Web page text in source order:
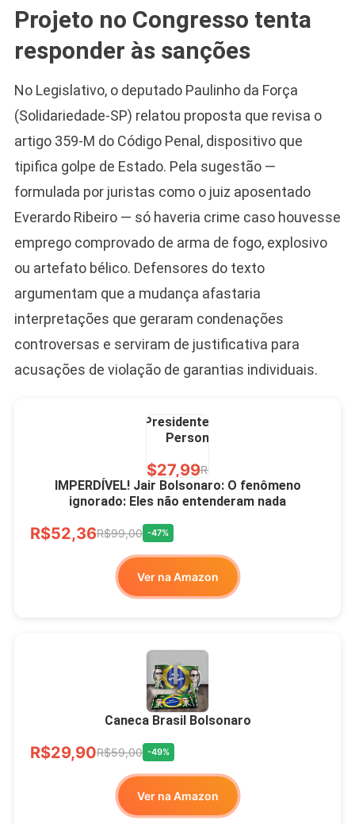
Projeto no Congresso tenta
responder às sanções
No Legislativo, o deputado Paulinho da Força
(Solidariedade-SP) relatou proposta que revisa o
artigo 359-M do Código Penal, dispositivo que
tipifica golpe de Estado. Pela sugestão —
formulada por juristas como o juiz aposentado
Everardo Ribeiro — só haveria crime caso houvesse
emprego comprovado de arma de fogo, explosivo
ou artefato bélico. Defensores do texto
argumentam que a mudança afastaria
interpretações que geraram condenações
controversas e serviram de justificativa para
acusações de violação de garantias individuais.
Camiseta Camisa
Bolsonaro Presidente
2026 Pátria Brasil 6 X
10,00 S/JUROS
R$60,00R$99,00 -39%
Ver no MERCADO
LIVRE
Presidente Porcelana
Personalizada
R$27,99R$49,00
Xícara Bolsonaro
Brasão Deus Acima De
Todos
R$33,00
Ver no MERCADO
LIVRE
IMPERDÍVEL! Jair Bolsonaro: O fenômeno
ignorado: Eles não entenderam nada
R$52,36R$99,00 -47%
Ver na Amazon
Caneca Brasil Bolsonaro
R$29,90R$59,00 -49%
Ver na Amazon